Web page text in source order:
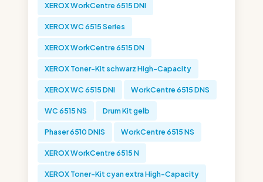
XEROX WorkCentre 6515 DNI
XEROX WC 6515 Series
XEROX WorkCentre 6515 DN
XEROX Toner-Kit schwarz High-Capacity
XEROX WC 6515 DNI WorkCentre 6515 DNS
WC 6515 NS Drum Kit gelb
Phaser 6510 DNIS WorkCentre 6515 NS
XEROX WorkCentre 6515 N
XEROX Toner-Kit cyan extra High-Capacity